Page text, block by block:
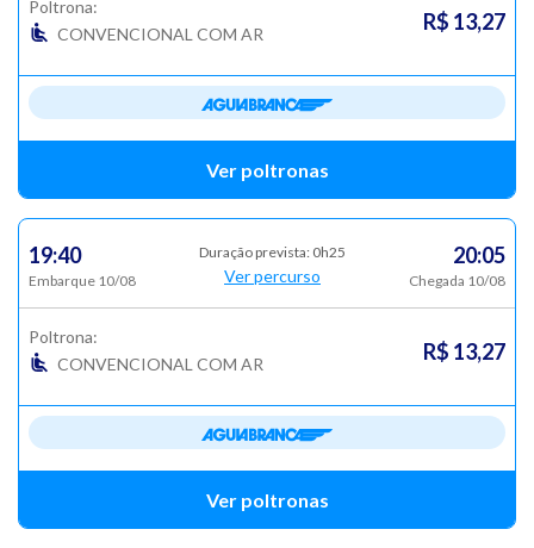
Poltrona:
CONVENCIONAL COM AR
R$ 13,27
Ver poltronas
19:40
Embarque 10/08
Duração prevista: 0h25
Ver percurso
20:05
Chegada 10/08
Poltrona:
CONVENCIONAL COM AR
R$ 13,27
Ver poltronas